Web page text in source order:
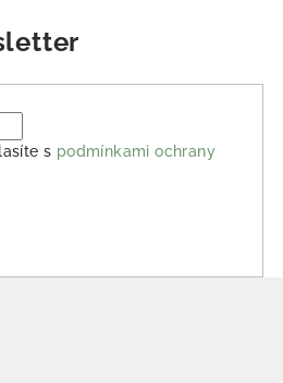
s podmínkami ochrany